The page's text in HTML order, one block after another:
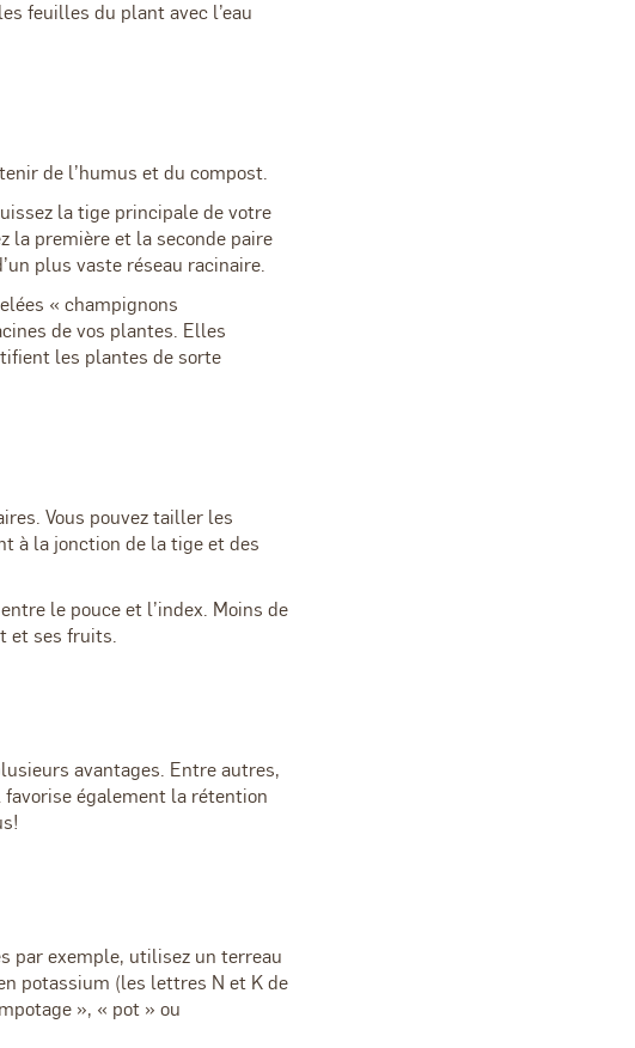
feuilles du plant avec l’eau
de l’humus et du compost.
la tige principale de votre
la première et la seconde paire
plus vaste réseau racinaire.
« champignons
de vos plantes. Elles
les plantes de sorte
Vous pouvez tailler les
à la jonction de la tige et des
le pouce et l’index. Moins de
et ses fruits.
avantages. Entre autres,
également la rétention
par exemple, utilisez un terreau
potassium (les lettres N et K de
», « pot » ou